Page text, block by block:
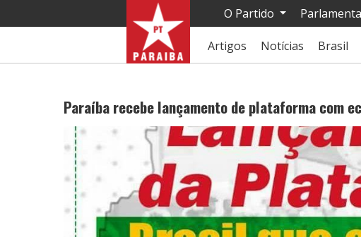
O Partido
Artigos Notícias Brasil
Paraíba recebe lançamento de plataforma com